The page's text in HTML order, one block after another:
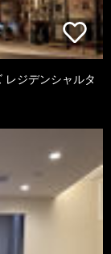
ジデンシャルタ